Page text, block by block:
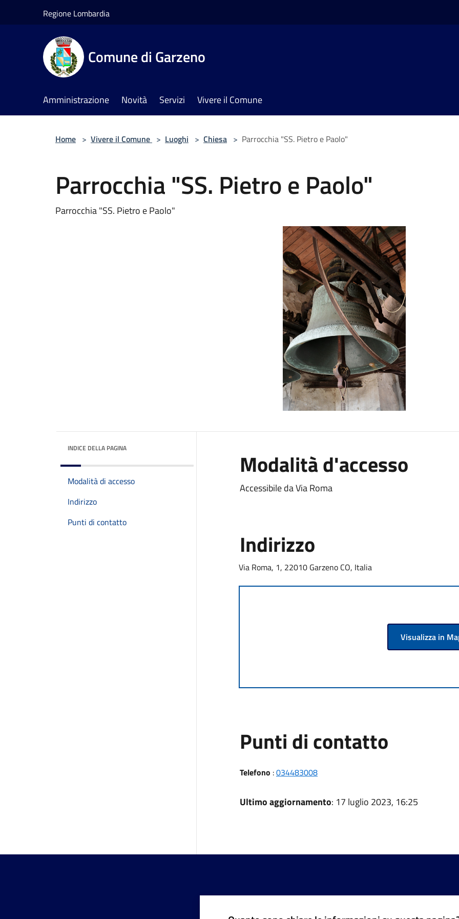
Regione Lombardia
Comune di Garzeno
Amministrazione Novità Servizi Vivere il Comune
Home > Vivere il Comune > Luoghi > Chiesa > Parrocchia "SS. Pietro e Paolo"
Parrocchia "SS. Pietro e Paolo"
Parrocchia "SS. Pietro e Paolo"
INDICE DELLA PAGINA
Modalità di accesso
Indirizzo
Punti di contatto
Modalità d'accesso
Accessibile da Via Roma
Indirizzo
Via Roma, 1, 22010 Garzeno CO, Italia
Visualizza in
Punti di contatto
Telefono :034483008
Ultimo aggiornamento: 17 luglio 2023, 16:25